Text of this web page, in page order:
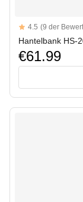
Reviews
4.5 out of 5 stars
4.5 (9 der
Hantelbank HS-
€61.99